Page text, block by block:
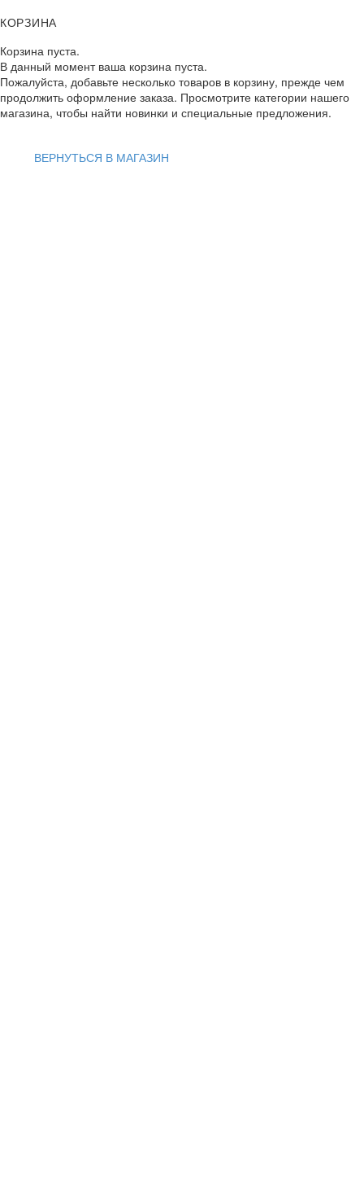
КОРЗИНА
Корзина пуста.
В данный момент ваша корзина пуста.
Пожалуйста, добавьте несколько товаров в корзину, прежде чем
продолжить оформление заказа. Просмотрите категории нашего
магазина, чтобы найти новинки и специальные предложения.
ВЕРНУТЬСЯ В МАГАЗИН